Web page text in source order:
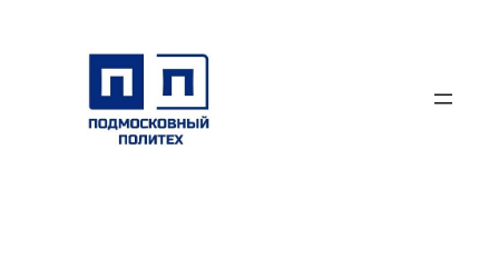
содержимому